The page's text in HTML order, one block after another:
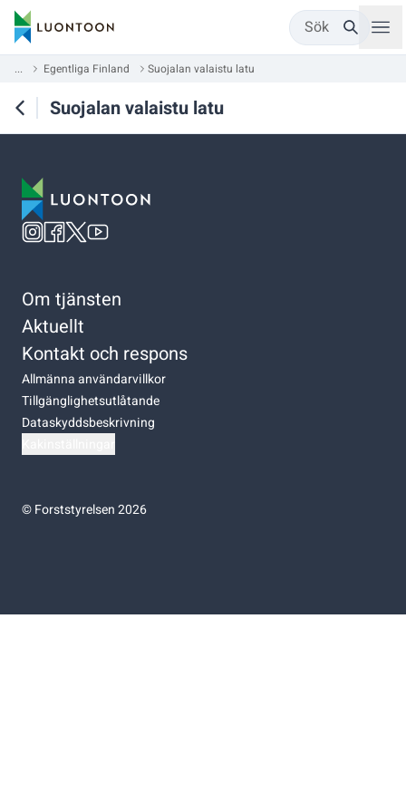
Sök
... Egentliga Finland Suojalan valaistu latu
Suojalan valaistu latu
Om tjänsten
Aktuellt
Kontakt och respons
Allmänna användarvillkor
Tillgänglighetsutlåtande
Dataskyddsbeskrivning
©Forststyrelsen 2026